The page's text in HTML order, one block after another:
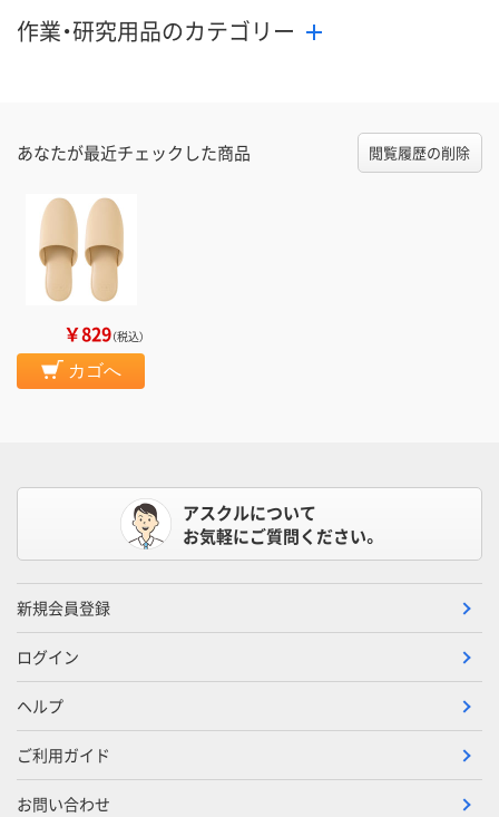
作業・研究用品のカテゴリー
あなたが最近チェックした商品 閲覧履歴の削除
￥829（税込）
カゴへ
アスクルについて
お気軽にご質問ください。
新規会員登録
ログイン
ヘルプ
ご利用ガイド
お問い合わせ